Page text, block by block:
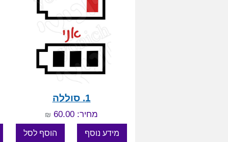
1. סוללה
מחיר: 60.00 ₪